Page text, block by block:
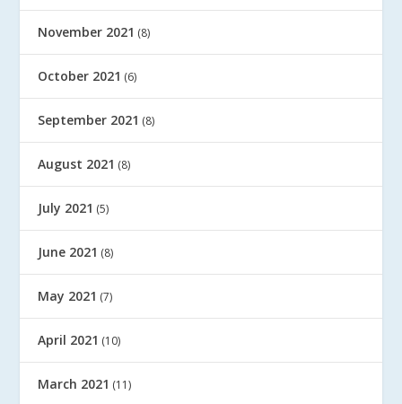
November 2021 (8)
October 2021 (6)
September 2021 (8)
August 2021 (8)
July 2021 (5)
June 2021 (8)
May 2021 (7)
April 2021 (10)
March 2021 (11)